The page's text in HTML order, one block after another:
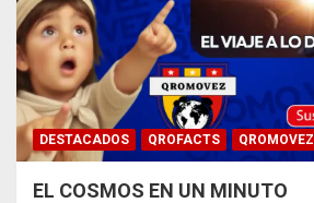
DESTACADOS QROFACTS QROMOVEZ
EL COSMOS EN UN MINUTO